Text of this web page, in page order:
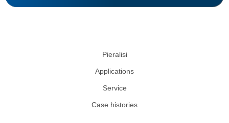
Pieralisi
Applications
Service
Case histories